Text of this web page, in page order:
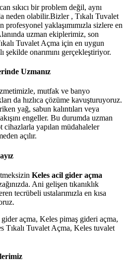
sıkıcı bir problem değil, aynı
neden olabilir.Bizler , Tıkalı Tuvalet
yaklaşımımızla sizlere en
uzman ekiplerimiz, son
Tuvalet Açma için en uygun
şekilde onarımını gerçekleştiriyor.
Uzmanız
mutfak ve banyo
da hızlıca çözüme kavuşturuyoruz.
yağ, sabun kalıntıları veya
engeller. Bu durumda uzman
cihazlarla yapılan müdahaleler
açılır.
Keles acil gider açma
Ani gelişen tıkanıklık
tecrübeli ustalarımızla en kısa
açma, Keles pimaş gideri açma,
Tıkalı Tuvalet Açma, Keles tuvalet